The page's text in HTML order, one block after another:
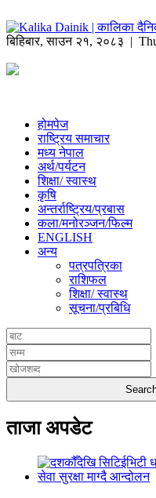
बिहिबार,साउन २१, २०८३ |
होमपेज
राष्ट्रिय समाचार
मध्य नेपाल
अर्थ/पर्यटन
शिक्षा/ स्वास्थ
कृषि
अन्तर्राष्ट्रिय/प्रबास
कला/मनोरञ्जन/फिल्म
ENGLISH
अन्य
पत्रपत्रिका
राशिफल
शिक्षा/ स्वास्थ
सूचना/प्रबिधि
ताजा अपडेट